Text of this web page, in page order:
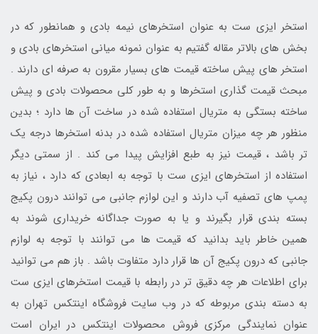
استخر ایزی ست به عنوان استخرهای نیمه بادی و همانطور که در
بخش های بالاتر مقاله گفتیم به عنوان نمونه میانی استخرهای بادی و
استخر های پیش ساخته قیمت های بسیار مقرون به صرفه ای دارند .
مبحث قیمت گذاری استخرها و به طور کلی محصولات بادی و پیش
ساخته بستگی به متریال استفاده شده در ساخت آن ها دارد ؛ بدین
منظور هر چه میزان متریال استفاده شده در بدنه استخرها درجه یک
تر باشد ، قیمت نیز به طبع افزایش پیدا می کند . از سمتی دیگر
استفاده از استخرهای ایزی ست با توجه به ابعادی که دارد ، نیاز به
پمپ های تصفیه آب دارند و این لوازم جانبی می توانند درون پکیج
بسته بندی قرار بگیرند و یا به صورت جداگانه خریداری شوند به
همین خاطر باید بدانید که قیمت ها می توانند با توجه به لوازم
جانبی که درون پکیج آن ها قرار دارد متفاوت باشد . باز هم می توانید
برای اطلاعات هر چه دقیق تر در رابطه با قیمت استخرهای ایزی ست
به دسته بندی مربوطه که در وب سایت فروشگاه اینتکس تهران به
عنوان نمایندگی مرکزی فروش محصولات اینتکس در ایران است